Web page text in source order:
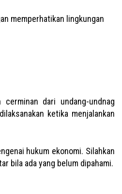
memperhatikan lingkungan
cerminan dari undang-undnag
ketika menjalankan
hukum ekonomi. Silahkan
bila ada yang belum dipahami.